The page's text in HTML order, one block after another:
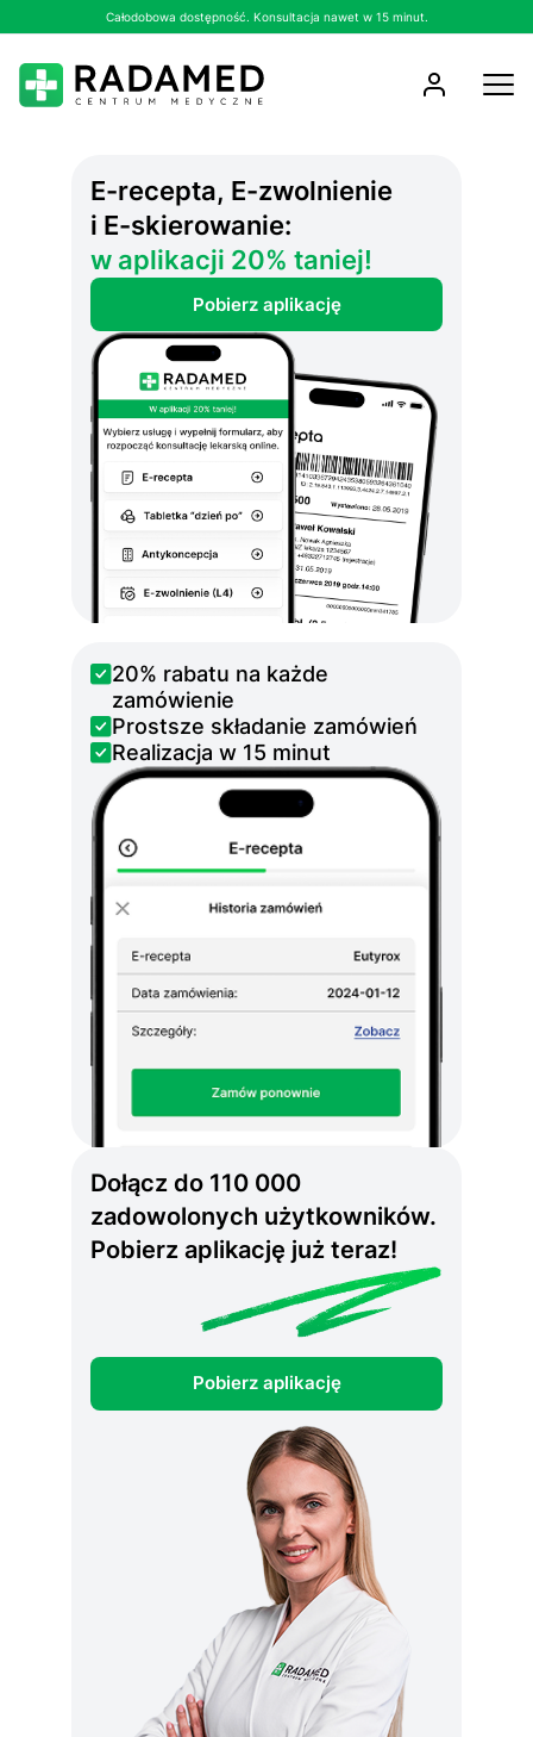
Całodobowa dostępność. Konsultacja nawet w 15 minut.
E-recepta, E-zwolnienie
i E-skierowanie:
w aplikacji 20% taniej!
Pobierz aplikację
20% rabatu na każde
zamówienie
Prostsze składanie zamówień
Realizacja w 15 minut
Dołącz do 110 000
zadowolonych użytkowników.
Pobierz aplikację już teraz!
Pobierz aplikację